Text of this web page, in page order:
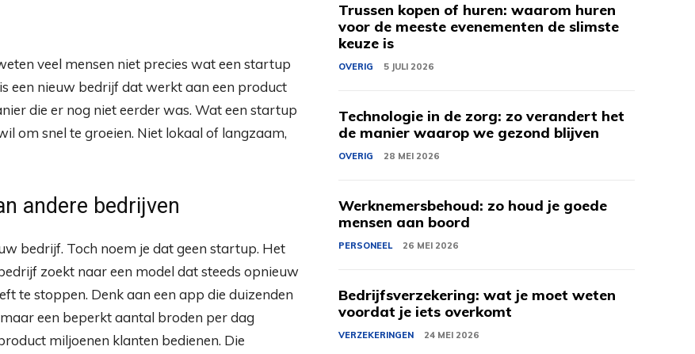
veel mensen niet precies wat een startup
een nieuw bedrijf dat werkt aan een product
die er nog niet eerder was. Wat een startup
om snel te groeien. Niet lokaal of langzaam,
andere bedrijven
bedrijf. Toch noem je dat geen startup. Het
zoekt naar een model dat steeds opnieuw
te stoppen. Denk aan een app die duizenden
een beperkt aantal broden per dag
miljoenen klanten bedienen. Die
Trussen kopen of huren: waarom huren
voor de meeste evenementen de slimste
keuze is
OVERIG 5 JULI 2026
Technologie in de zorg: zo verandert het
de manier waarop we gezond blijven
OVERIG 28 MEI 2026
Werknemersbehoud: zo houd je goede
mensen aan boord
PERSONEEL 26 MEI 2026
Bedrijfsverzekering: wat je moet weten
voordat je iets overkomt
VERZEKERINGEN 24 MEI 2026